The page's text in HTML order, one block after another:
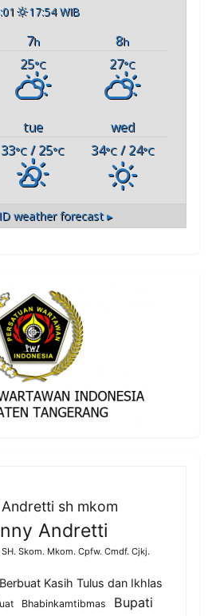
17:54 WIB
7h 8h
25°C 27°C
tue
wed
33°C / 25°C 34°C/ 24°C
weather forecast ▸
sh mkom
Andretti
Skom. Mkom. Cpfw. Cmdf. Cjkj.
Berbuat Kasih Tulus dan Ikhlas
Bhabinkamtibmas Bupati